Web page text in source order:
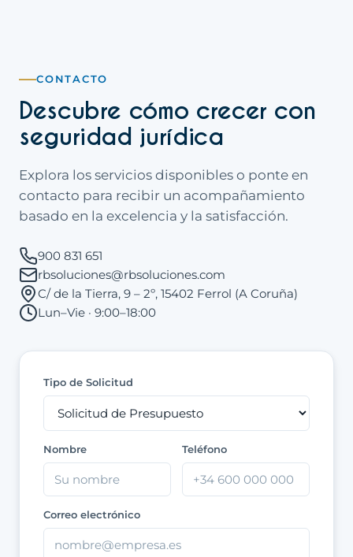
CONTACTO
Descubre cómo crecer con
seguridad jurídica
Explora los servicios disponibles o ponte en
contacto para recibir un acompañamiento
basado en la excelencia y la satisfacción.
900 831 651
rbsoluciones@rbsoluciones.com
C/ de la Tierra, 9 – 2º, 15402 Ferrol (A Coruña)
Lun–Vie · 9:00–18:00
Tipo de Solicitud
Nombre Teléfono
Correo electrónico